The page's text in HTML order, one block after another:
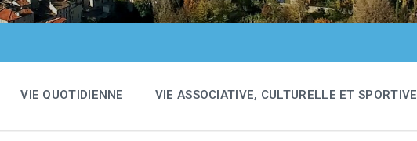
VIE QUOTIDIENNE VIE ASSOCIATIVE, CULTURELLE ET SPORTIVE